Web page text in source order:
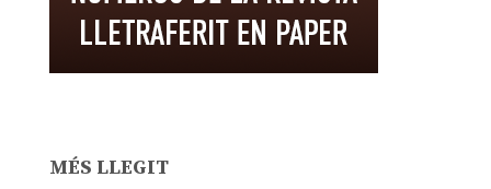
MÉS LLEGIT